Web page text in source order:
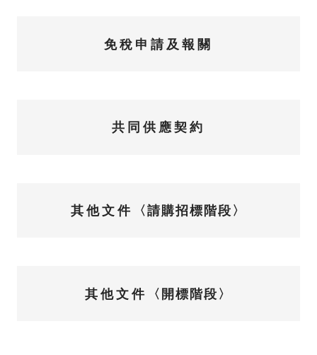
免稅申請及報關
共同供應契約
其他文件 〈請購招標階段〉
其他文件 〈開標階段〉